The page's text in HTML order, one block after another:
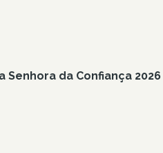
Senhora da Confiança 2026